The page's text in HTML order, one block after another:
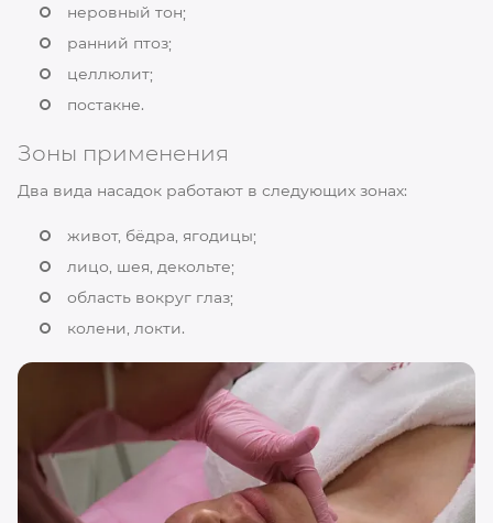
неровный тон;
ранний птоз;
целлюлит;
постакне.
Зоны применения
Два вида насадок работают в следующих зонах:
живот, бёдра, ягодицы;
лицо, шея, декольте;
область вокруг глаз;
колени, локти.